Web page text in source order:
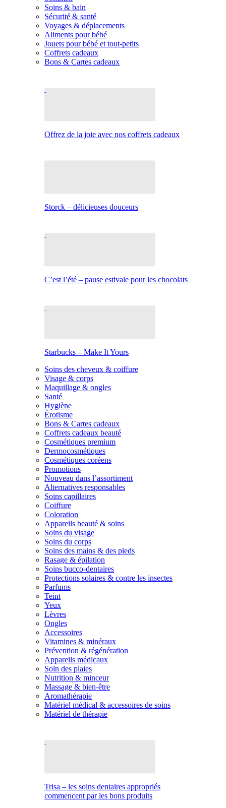
Soins & bain
Sécurité & santé
Voyages & déplacements
Aliments pour bébé
Jouets pour bébé et tout-petits
Coffrets cadeaux
Bons & Cartes cadeaux
Offrez de la joie avec nos coffrets cadeaux
Storck – délicieuses douceurs
C’est l’été – pause estivale pour les chocolats
Starbucks – Make It Yours
Soins des cheveux & coiffure
Visage & corps
Maquillage & ongles
Santé
Hygiène
Érotisme
Bons & Cartes cadeaux
Coffrets cadeaux beauté
Cosmétiques premium
Dermocosmétiques
Cosmétiques coréens
Promotions
Nouveau dans l’assortiment
Alternatives responsables
Soins capillaires
Coiffure
Coloration
Appareils beauté & soins
Soins du visage
Soins du corps
Soins des mains & des pieds
Rasage & épilation
Soins bucco-dentaires
Protections solaires & contre les insectes
Parfums
Teint
Yeux
Lèvres
Ongles
Accessoires
Vitamines & minéraux
Prévention & régénération
Appareils médicaux
Soin des plaies
Nutrition & minceur
Massage & bien-être
Aromathérapie
Matériel médical & accessoires de soins
Matériel de thérapie
Trisa – les soins dentaires appropriés
commencent par les bons produits